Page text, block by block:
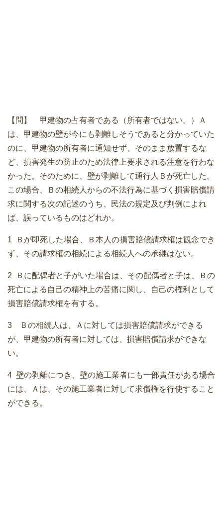
【問】 甲建物の占有者である（所有者ではない。）Ａ
は、甲建物の壁が今にも剥離しそうであると分かっていた
のに、甲建物の所有者に通知せず、そのまま放置するな
ど、損害発生の防止のため法律上要求される注意を行わな
かった。そのために、壁が剥離して通行人Ｂが死亡した。
この場合、Ｂの相続人からの不法行為に基づく損害賠償請
求に関する次の記述のうち、民法の規定及び判例によれ
ば、誤っているものはどれか。
1 Ｂが即死した場合、Ｂ本人の損害賠償請求権は観念でき
ず、その請求権の相続による相続人への承継はない。
2 Ｂに配偶者と子がいた場合は、その配偶者と子は、Ｂの
死亡による自己の精神上の苦痛に関し、自己の権利として
損害賠償請求権を有する。
3 Ｂの相続人は、Ａに対しては損害賠償請求ができる
が、甲建物の所有者に対しては、損害賠償請求ができな
い。
4 壁の剥離につき、壁の施工業者にも一部責任がある場合
には、Ａは、その施工業者に対して求償権を行使すること
ができる。